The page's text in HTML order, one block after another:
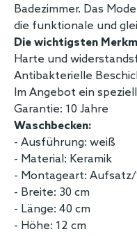
Badezimmer. Das
die funktionale und
Die wichtigsten
Harte und
Antibakterielle
Im Angebot ein
Garantie: 10 Jahre
Waschbecken:
- Ausführung: weiß
- Material: Keramik
- Montageart:
- Breite: 30 cm
- Länge: 40 cm
- Höhe: 12 cm